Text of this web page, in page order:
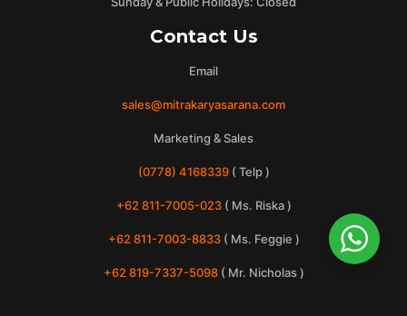
Contact Us
Email
sales@mitrakaryasarana.com
Marketing & Sales
(0778) 4168339( Telp )
+62 811-7005-023( Ms. Riska )
+62 811-7003-8833( Ms. Feggie )
+62 819-7337-5098( Mr. Nicholas )